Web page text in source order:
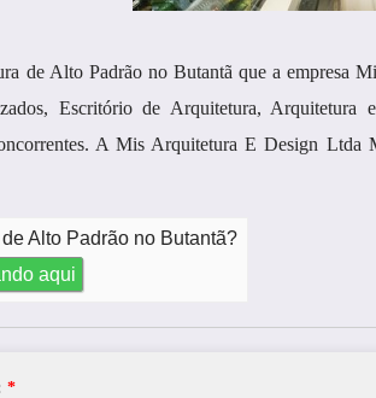
de Alto Padrão no Butantã que a empresa
Escritório de Arquitetura, Arquitetura
A Mis Arquitetura E Design Ltda
Alto Padrão no Butantã?
aqui
*